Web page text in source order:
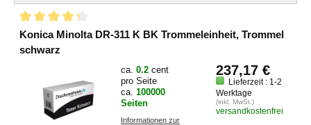
Konica Minolta DR-311 K BK Trommeleinheit, Trommel
schwarz
ca. 0.2 cent
pro Seite
ca. 100000
Seiten
Informationen zur
237,17 €
Lieferzeit : 1-2
Werktage
(inkl. MwSt.)
versandkostenfrei